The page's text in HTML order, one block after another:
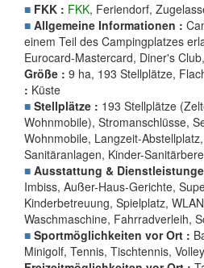
■ FKK : FKK, Feriendorf,
■ Allgemeine Informationen :
einem Teil des Campingplatzes
Eurocard-Mastercard, Diner's
Größe : 9 ha, 193 Stellplätze,
: Küste
■ Stellplätze : 193 Stellplätze
Wohnmobile), Stromanschlüsse,
Wohnmobile, Langzeit-
Sanitäranlagen, Kinder-
■ Ausstattung &
Imbiss, Außer-Haus-Gerichte,
Kinderbetreuung, Spielplatz,
Waschmaschine, Fahrradverleih,
■ Sportmöglichkeiten vor Ort :
Minigolf, Tennis, Tischtennis,